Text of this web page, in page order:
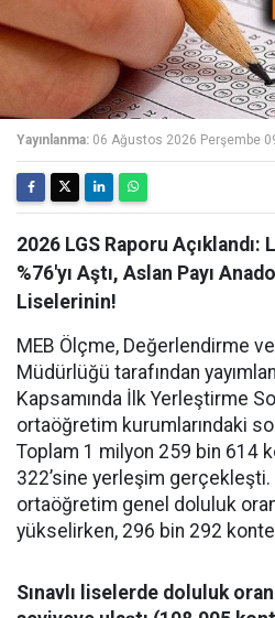
Yayınlanma: 06 Ağustos 2026 Perşembe
2026 LGS Raporu
%76'yı Aştı, Aslan Payı
Liselerinin!
MEB Ölçme, Değerlendirme
Müdürlüğü tarafından
Kapsamında İlk Yerleştirme
ortaöğretim kurumlarındaki
Toplam 1 milyon 259 bin 614
322’sine yerleşim gerçekleşti.
ortaöğretim genel doluluk
yükselirken, 296 bin 292
Sınavlı liselerde doluluk